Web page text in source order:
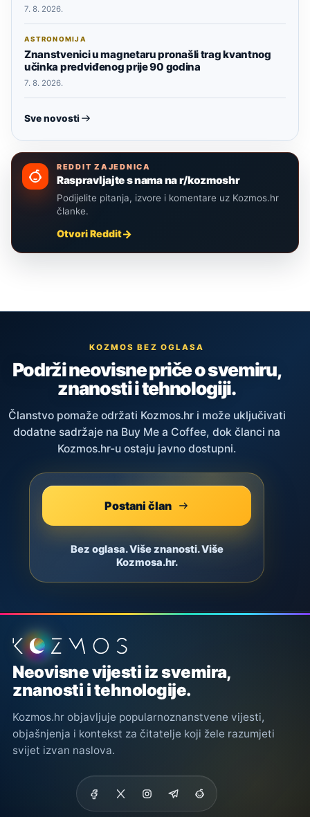
7. 8. 2026.
ASTRONOMIJA
Znanstvenici u magnetaru pronašli trag kvantnog
učinka predviđenog prije 90 godina
7. 8. 2026.
Sve novosti
REDDIT ZAJEDNICA
Raspravljajte s nama na r/kozmoshr
Podijelite pitanja, izvore i komentare uz Kozmos.hr
članke.
Otvori Reddit
KOZMOS BEZ OGLASA
Podrži neovisne priče o svemiru,
znanosti i tehnologiji.
Članstvo pomaže održati Kozmos.hr i može uključivati
dodatne sadržaje na Buy Me a Coffee, dok članci na
Kozmos.hr-u ostaju javno dostupni.
Postani član
Bez oglasa. Više znanosti. Više
Kozmosa.hr.
Podnožje stranice
Neovisne vijesti iz svemira,
znanosti i tehnologije.
Kozmos.hr objavljuje popularnoznanstvene vijesti,
objašnjenja i kontekst za čitatelje koji žele razumjeti
svijet izvan naslova.